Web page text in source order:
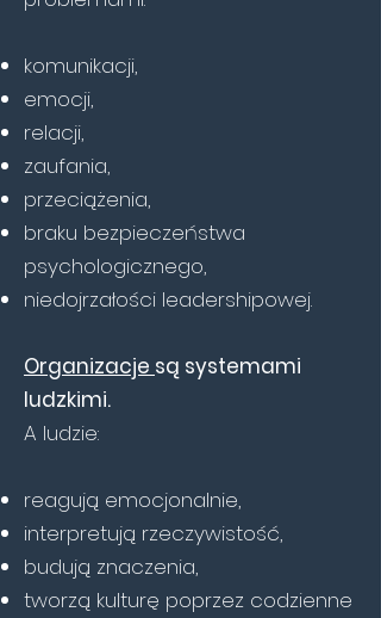
komunikacji,
emocji,
relacji,
zaufania,
przeciążenia,
braku bezpieczeństwa
psychologicznego,
niedojrzałości leadershipowej.
Organizacje są systemami
ludzkimi.
A ludzie:
reagują emocjonalnie,
interpretują rzeczywistość,
budują znaczenia,
tworzą kulturę poprzez codzienne